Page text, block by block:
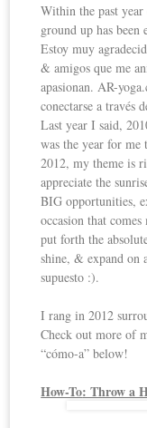
Within the past
ground up has been
Estoy muy
& amigos que me
apasionan. AR-
conectarse a través
Last year I said,
was the year for
2012, my theme is
appreciate the
BIG opportunities,
occasion that
put forth the
shine, & expand on
supuesto :).
I rang in 2012
Check out more of
“cómo-a” below!
How-To: Throw a